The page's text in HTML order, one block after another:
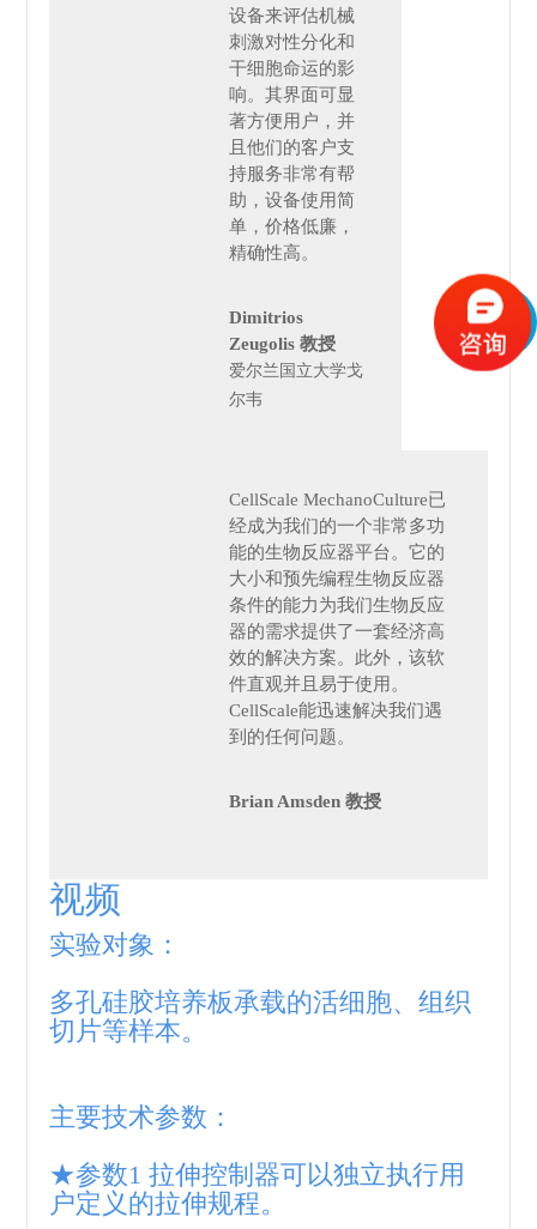
设备来评估机械
刺激对性分化和
干细胞命运的影
响。其界面可显
著方便用户，并
且他们的客户支
持服务非常有帮
助，设备使用简
单，价格低廉，
精确性高。
Dimitrios
Zeugolis 教授
爱尔兰国立大学戈
尔韦
CellScale MechanoCulture已
经成为我们的一个非常多功
能的生物反应器平台。它的
大小和预先编程生物反应器
条件的能力为我们生物反应
器的需求提供了一套经济高
效的解决方案。此外，该软
件直观并且易于使用。
CellScale能迅速解决我们遇
到的任何问题。
Brian Amsden 教授
视频
实验对象：
多孔硅胶培养板承载的活细胞、组织
切片等样本。
主要技术参数：
★参数1 拉伸控制器可以独立执行用
户定义的拉伸规程。